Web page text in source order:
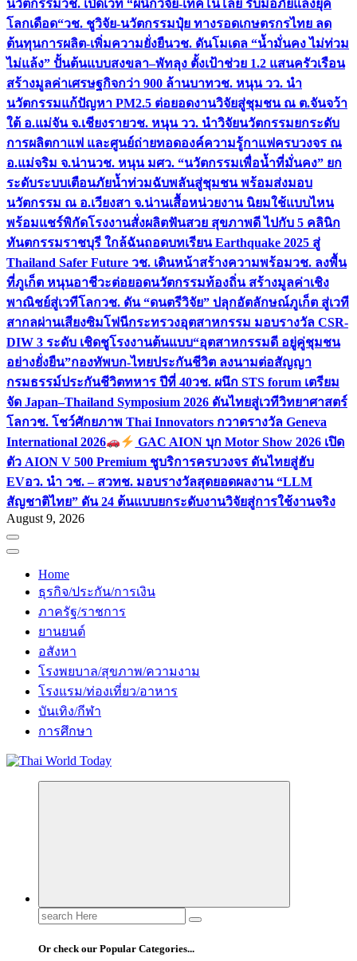
นวัตกรรมวช. เปิดเวที “ผนึกวิจัย-เทคโนโลยี รับมือภัยแล้งยุค
โลกเดือด“วช. ชูวิจัย-นวัตกรรมปุ๋ย ทางรอดเกษตรกรไทย ลด
ต้นทุนการผลิต-เพิ่มความยั่งยืนวช. ดันโมเดล “น้ำมั่นคง ไม่ท่วม
ไม่แล้ง” ปั้นต้นแบบสงขลา–พัทลุง ตั้งเป้าช่วย 1.2 แสนครัวเรือน
สร้างมูลค่าเศรษฐกิจกว่า 900 ล้านบาทวช. หนุน วว. นำ
นวัตกรรมแก้ปัญหา PM2.5 ต่อยอดงานวิจัยสู่ชุมชน ณ ต.จันจว้า
ใต้ อ.แม่จัน จ.เชียงรายวช. หนุน วว. นำวิจัยนวัตกรรมยกระดับ
การผลิตกาแฟ และศูนย์ถ่ายทอดองค์ความรู้กาแฟครบวงจร ณ
อ.แม่จริม จ.น่านวช. หนุน มศว. “นวัตกรรมเพื่อน้ำที่มั่นคง” ยก
ระดับระบบเตือนภัยน้ำท่วมฉับพลันสู่ชุมชน พร้อมส่งมอบ
นวัตกรรม ณ อ.เวียงสา จ.น่านเสื้อหน่วยงาน นิยมใช้แบบไหน
พร้อมแชร์พิกัดโรงงานสั่งผลิตฟันสวย สุขภาพดี ไปกับ 5 คลินิก
ทันตกรรมราชบุรี ใกล้ฉันถอดบทเรียน Earthquake 2025 สู่
Thailand Safer Future วช. เดินหน้าสร้างความพร้อมวช. ลงพื้น
ที่ภูเก็ต หนุนอาชีวะต่อยอดนวัตกรรมท้องถิ่น สร้างมูลค่าเชิง
พาณิชย์สู่เวทีโลกวช. ดัน “ดนตรีวิจัย” ปลุกอัตลักษณ์ภูเก็ต สู่เวที
สากลผ่านเสียงซิมโฟนีกระทรวงอุตสาหกรรม มอบรางวัล CSR-
DIW 3 ระดับ เชิดชูโรงงานต้นแบบ“อุตสาหกรรมดี อยู่คู่ชุมชน
อย่างยั่งยืน”กองทัพบก-ไทยประกันชีวิต ลงนามต่อสัญญา
กรมธรรม์ประกันชีวิตทหาร ปีที่ 40วช. ผนึก STS forum เตรียม
จัด Japan–Thailand Symposium 2026 ดันไทยสู่เวทีวิทยาศาสตร์
โลกวช. โชว์ศักยภาพ Thai Innovators กวาดรางวัล Geneva
International 2026
GAC AION บุก Motor Show 2026 เปิด
ตัว AION V 500 Premium ชูบริการครบวงจร ดันไทยสู่ฮับ
EVอว. นำ วช. – สวทช. มอบรางวัลสุดยอดผลงาน “LLM
สัญชาติไทย” ดัน 24 ต้นแบบยกระดับงานวิจัยสู่การใช้งานจริง
August 9, 2026
Home
ธุรกิจ/ประกัน/การเงิน
ภาครัฐ/ราชการ
ยานยนต์
อสังหา
โรงพยบาล/สุขภาพ/ความงาม
โรงแรม/ท่องเที่ยว/อาหาร
บันเทิง/กีฬา
การศึกษา
Search
for:
Or check our Popular Categories...